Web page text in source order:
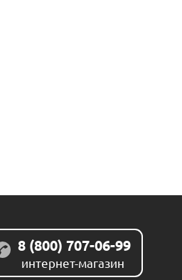
8 (800) 707-06-99
интернет-магазин